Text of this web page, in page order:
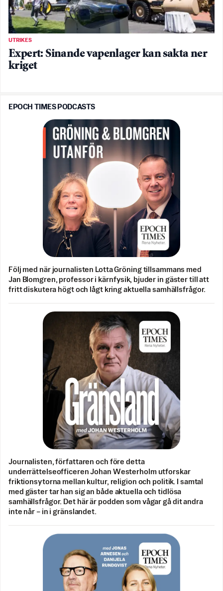
UTRIKES
Expert: Sinande vapenlager kan sakta ner
kriget
EPOCH TIMES PODCASTS
Följ med när journalisten Lotta Gröning tillsammans med
Jan Blomgren, professor i kärnfysik, bjuder in gäster till att
fritt diskutera högt och lågt kring aktuella samhällsfrågor.
Journalisten, författaren och före detta
underrättelseofficeren Johan Westerholm utforskar
friktionsytorna mellan kultur, religion och politik. I samtal
med gäster tar han sig an både aktuella och tidlösa
samhällsfrågor. Det här är podden som vågar gå dit andra
inte når – in i gränslandet.